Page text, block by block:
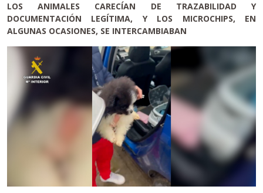
LOS ANIMALES CARECÍAN DE TRAZABILIDAD Y
DOCUMENTACIÓN LEGÍTIMA, Y LOS MICROCHIPS, EN
ALGUNAS OCASIONES, SE INTERCAMBIABAN